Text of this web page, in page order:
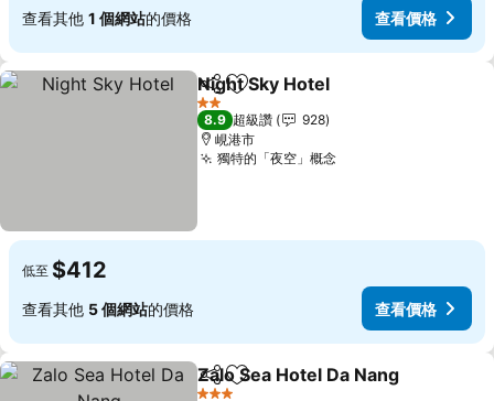
查看其他 1 個網站的價格 查看價格
分享 加入我的最愛
Night Sky Hotel
2 星級
8.9 超級讚
928
峴港市
獨特的「夜空」概念
低至 $412
查看其他 5 個網站的價格 查看價格
分享 加入我的最愛
Zalo Sea Hotel Da Nang